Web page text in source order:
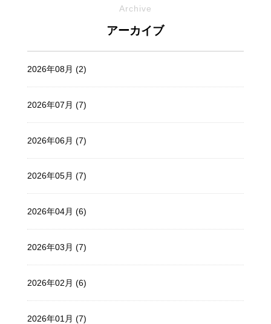
Archive
アーカイブ
2026年08月 (2)
2026年07月 (7)
2026年06月 (7)
2026年05月 (7)
2026年04月 (6)
2026年03月 (7)
2026年02月 (6)
2026年01月 (7)